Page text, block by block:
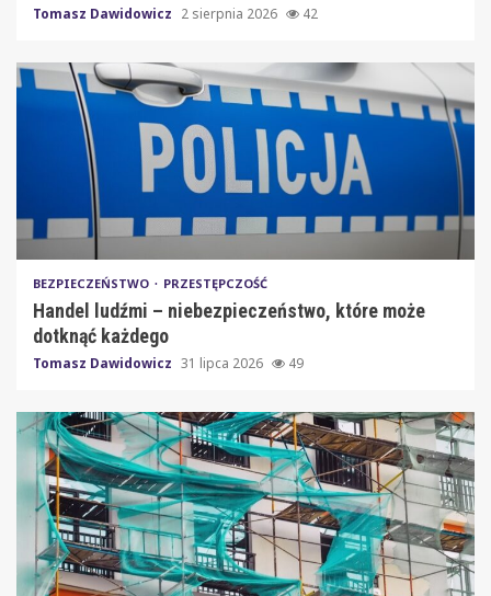
Tomasz Dawidowicz 2 sierpnia 2026 42
BEZPIECZEŃSTWO PRZESTĘPCZOŚĆ
Handel ludźmi – niebezpieczeństwo, które może
dotknąć każdego
Tomasz Dawidowicz 31 lipca 2026 49